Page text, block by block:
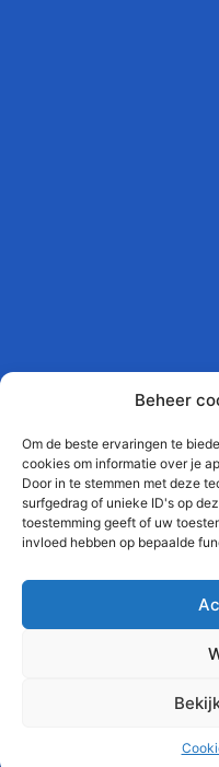
Beheer
Om de beste ervaringen te
cookies om informatie over je
Door in te stemmen met deze
surfgedrag of unieke ID's op
toestemming geeft of uw
invloed hebben op bepaalde